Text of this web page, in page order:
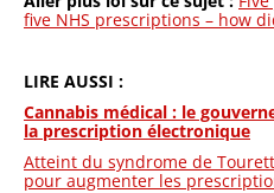
five NHS prescriptions – how
LIRE AUSSI :
Cannabis médical : le
la prescription électronique
Atteint du syndrome de
pour augmenter les